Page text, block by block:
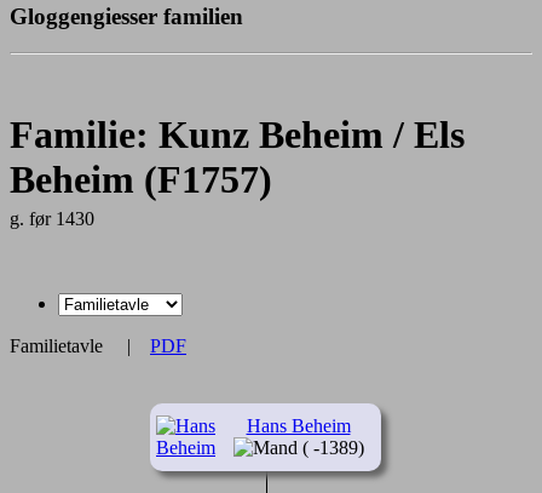
Gloggengiesser familien
Familie: Kunz Beheim / Els
Beheim (F1757)
g. før 1430
Familietavle | PDF
Hans Beheim
( -1389)